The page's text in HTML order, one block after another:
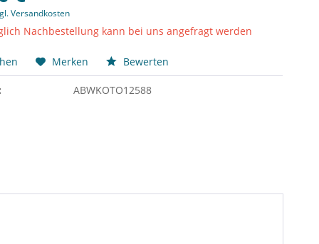
Versandkosten
Nachbestellung kann bei uns angefragt werden
Merken Bewerten
ABWKOTO12588